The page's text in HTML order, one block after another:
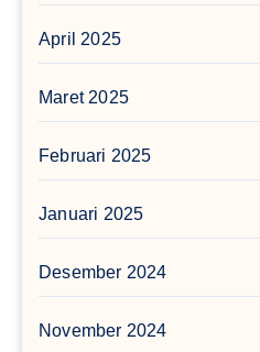
April 2025
Maret 2025
Februari 2025
Januari 2025
Desember 2024
November 2024